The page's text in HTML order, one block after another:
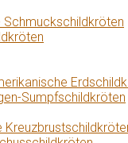
Sumpfschildkröten